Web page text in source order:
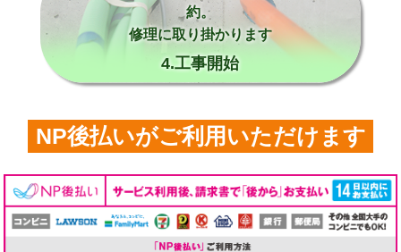
約。
修理に取り掛かります
4.工事開始
NP後払いがご利用いただけます